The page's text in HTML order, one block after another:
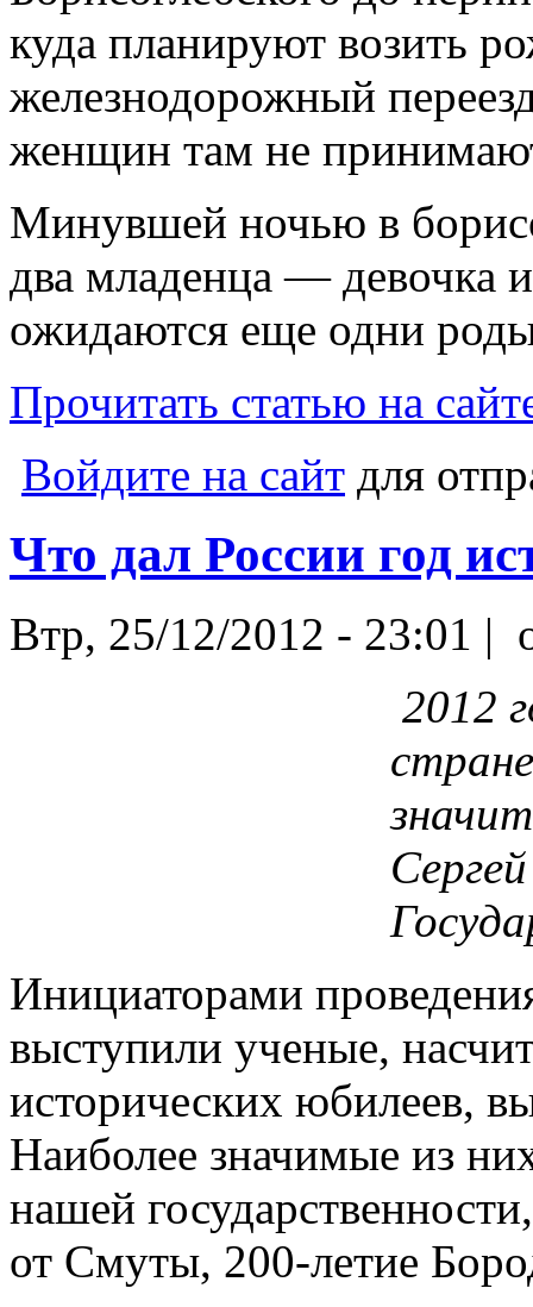
куда планируют возить
железнодорожный
женщин там не
Минувшей ночью в
два младенца — девочка
ожидаются еще одни
Прочитать статью на
Войдите на сайт для
Что дал России год
Втр, 25/12/2012 - 23:01 |
2012
Инициаторами
выступили ученые,
исторических юбилеев,
Наиболее значимые из
нашей
от Смуты, 200-летие